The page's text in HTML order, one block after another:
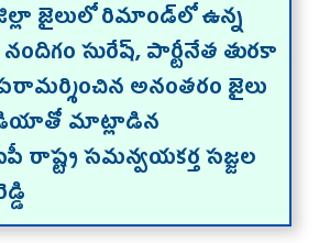
జైలులో రిమాండ్‌లో ఉన్న
సురేష్‌, పార్టీనేత తురకా
అనంతరం జైలు
మాట్లాడిన
రాష్ట్ర సమన్వయకర్త సజ్జల